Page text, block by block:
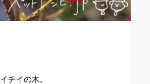
チイの木。